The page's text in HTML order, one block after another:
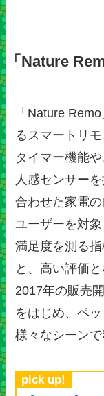
「Nature
「Nature
るスマートリモ
タイマー機能
人感センサー
合わせた家電の
ユーザーを対
満足度を測る
と、高い評価と
2017年の販売
をはじめ、ペ
様々なシーンで
pick up!